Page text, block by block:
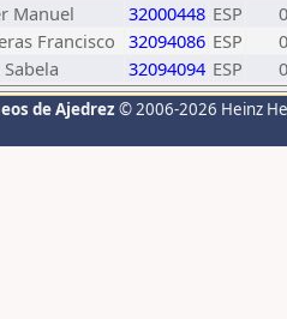
Manuel 32000448 ESP
0
Francisco 32094086 ESP
0
32094094 ESP 0
de Ajedrez © 2006-2026 Heinz